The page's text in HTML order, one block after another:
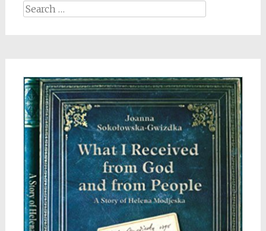
Search
for: